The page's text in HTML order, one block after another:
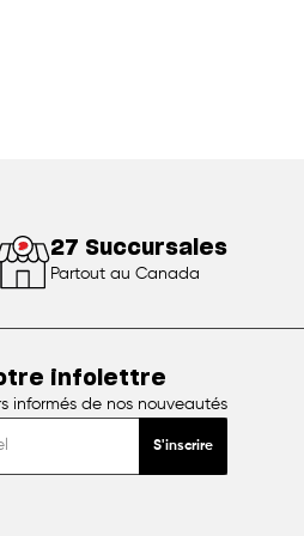
27 Succursales
Partout au Canada
infolettre
informés de nos nouveautés
S'inscrire